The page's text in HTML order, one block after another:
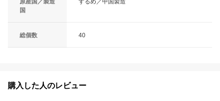
原産国／製造
国
するめ／中国製造
総個数 40
購入した人のレビュー